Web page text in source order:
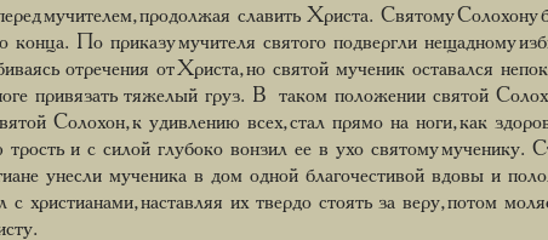
мучителем, продолжая славить Христа. Святому Солохону
конца. По приказу мучителя святого подвергли нещадному
отречения от Христа, но святой мученик оставался
привязать тяжелый груз. В таком положении святой
Солохон, к удивлению всех, стал прямо на ноги, как
трость и с силой глубоко вонзил ее в ухо святому мученику.
унесли мученика в дом одной благочестивой вдовы и
христианами, наставляя их твердо стоять за веру, потом